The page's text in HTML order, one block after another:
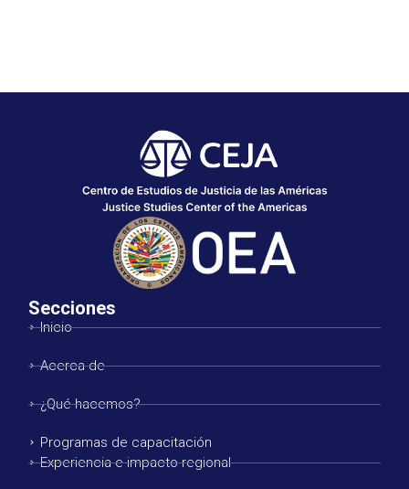
Secciones
Inicio
Acerca de
¿Qué hacemos?
Programas de capacitación
Experiencia e impacto regional